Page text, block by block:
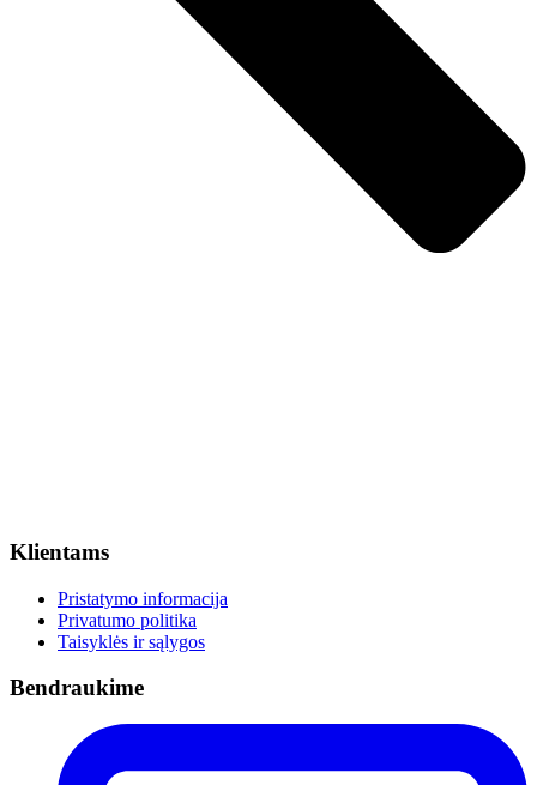
Klientams
Pristatymo informacija
Privatumo politika
Taisyklės ir sąlygos
Bendraukime